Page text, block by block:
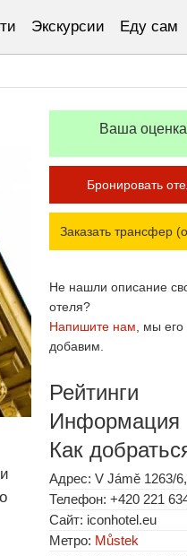
Экскурсии Еду сам
Ваша оценка
Бронировать
Заказать трансфер
Не нашли описание
отеля?
Напишите нам , мы его
добавим.
Рейтинги
Информация
Как
Адрес: V Jámě 1263/
Телефон: +420 221
Сайт: iconhotel.eu
Метро: Můstek